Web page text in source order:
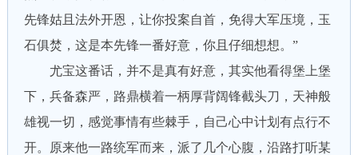
先锋姑且法外开恩，让你投案自首，免得大军压境，玉
石俱焚，这是本先锋一番好意，你且仔细想想。”
尤宝这番话，并不是真有好意，其实他看得堡上堡
下，兵备森严，路鼎横着一柄厚背阔锋截头刀，天神般
雄视一切，感觉事情有些棘手，自己心中计划有点行不
开。原来他一路统军而来，派了几个心腹，沿路打听某